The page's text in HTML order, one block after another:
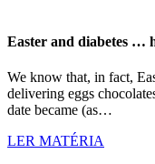
Easter and diabetes …
We know that, in fact,
delivering eggs
date became (as…
LER MATÉRIA